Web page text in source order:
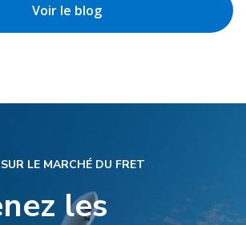
Voir le blog
LE MARCHÉ DU FRET
les